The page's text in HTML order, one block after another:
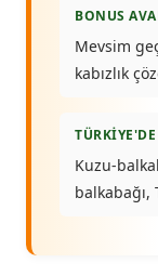
BONUS
Mevsim
kabızlık
Kuzu-
balkabağı,